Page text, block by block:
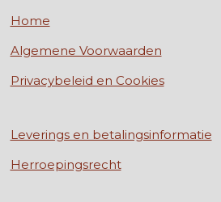
Home
Algemene Voorwaarden
Privacybeleid en Cookies
Leverings en betalingsinformatie
Herroepingsrecht